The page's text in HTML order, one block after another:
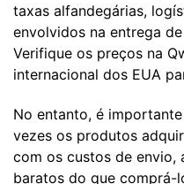
taxas alfandegárias,
envolvidos na entrega
Verifique os preços na
internacional dos EUA
No entanto, é
vezes os produtos
com os custos de envio,
baratos do que comprá-